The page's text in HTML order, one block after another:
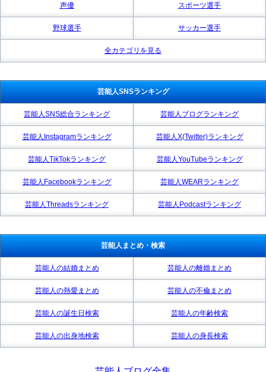
声優 スポーツ選手
野球選手 サッカー選手
全カテゴリを見る
芸能人SNSランキング
芸能人SNS総合ランキング 芸能人ブログランキング
芸能人Instagramランキング 芸能人X(Twitter)ランキング
芸能人TikTokランキング 芸能人YouTubeランキング
芸能人Facebookランキング 芸能人WEARランキング
芸能人Threadsランキング 芸能人Podcastランキング
芸能人まとめ・検索
芸能人の結婚まとめ 芸能人の離婚まとめ
芸能人の熱愛まとめ 芸能人の不倫まとめ
芸能人の誕生日検索 芸能人の年齢検索
芸能人の出身地検索 芸能人の身長検索